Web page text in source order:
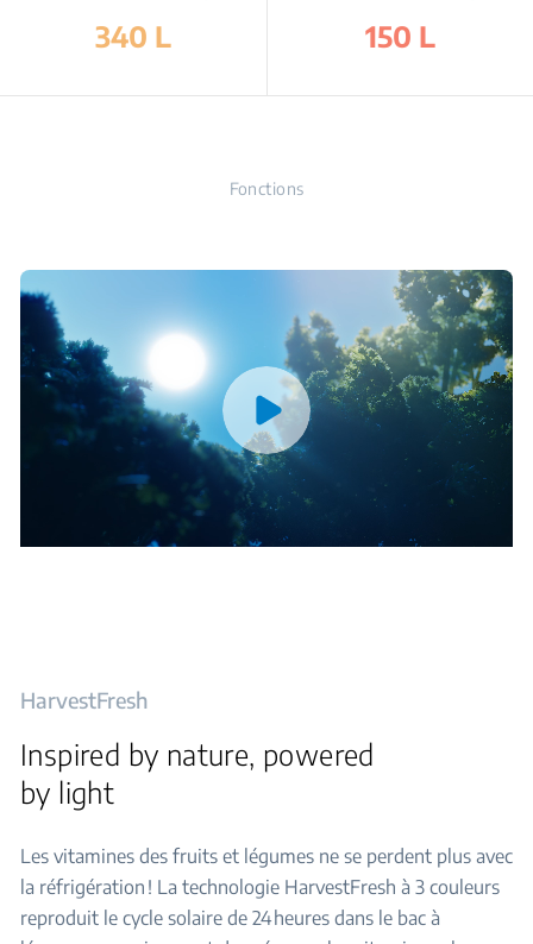
340 L 150 L
Fonctions
HarvestFresh
Inspired by nature, powered
by light
Les vitamines des fruits et légumes ne se perdent plus avec
la réfrigération ! La technologie HarvestFresh à 3 couleurs
reproduit le cycle solaire de 24 heures dans le bac à